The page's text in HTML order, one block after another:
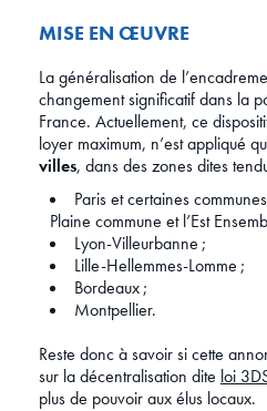
MISE EN ŒUVRE
La généralisation de
changement significatif dans la
France. Actuellement, ce
loyer maximum, n’est appliqué
villes, dans des zones dites
Paris et certaines
Plaine commune et l’Est
Lyon-Villeurbanne ;
Lille-Hellemmes-Lomme ;
Bordeaux ;
Montpellier.
Reste donc à savoir si cette
sur la décentralisation dite loi
plus de pouvoir aux élus locaux.